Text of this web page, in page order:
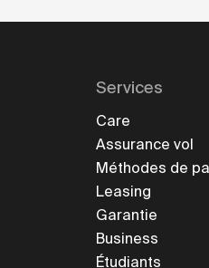
Services
Care
Assurance vol
Méthodes de
Leasing
Garantie
Business
Étudiants